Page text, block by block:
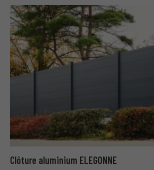
Clôture aluminium ELEGONNE